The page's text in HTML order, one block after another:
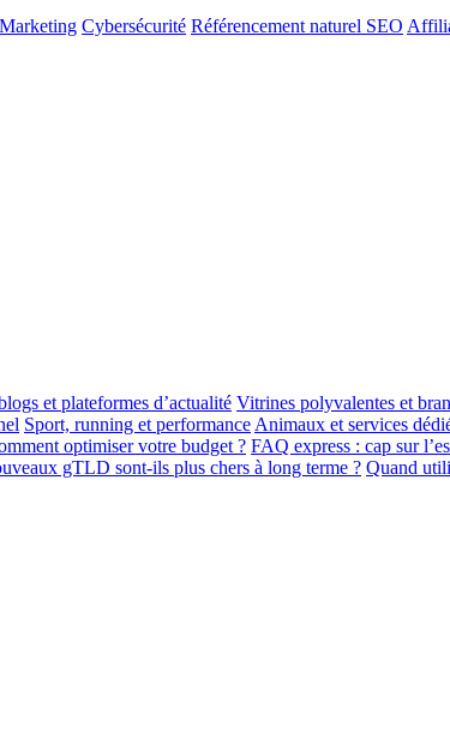
Marketing Cybersécurité Référencement naturel SEO
et plateformes d’actualité Vitrines polyvalentes et
Sport, running et performance Animaux et services
optimiser votre budget ? FAQ express : cap sur
gTLD sont-ils plus chers à long terme ? Quand